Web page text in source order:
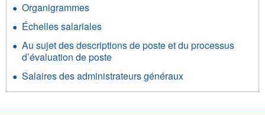
Organigrammes
Échelles salariales
Au sujet des descriptions de poste et du processus
d’évaluation de poste
Salaires des administrateurs généraux